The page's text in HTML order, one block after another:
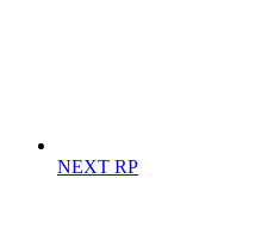
NEXT RP